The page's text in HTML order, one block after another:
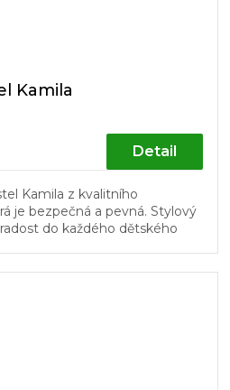
Kamila
Detail
Kamila z kvalitního
je bezpečná a pevná. Stylový
do každého dětského